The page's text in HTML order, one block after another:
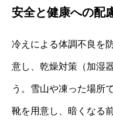
安全と健康への配
冷えによる体調不良を
意し、乾燥対策（加湿
う。雪山や凍った場所
靴を用意し、暗くなる